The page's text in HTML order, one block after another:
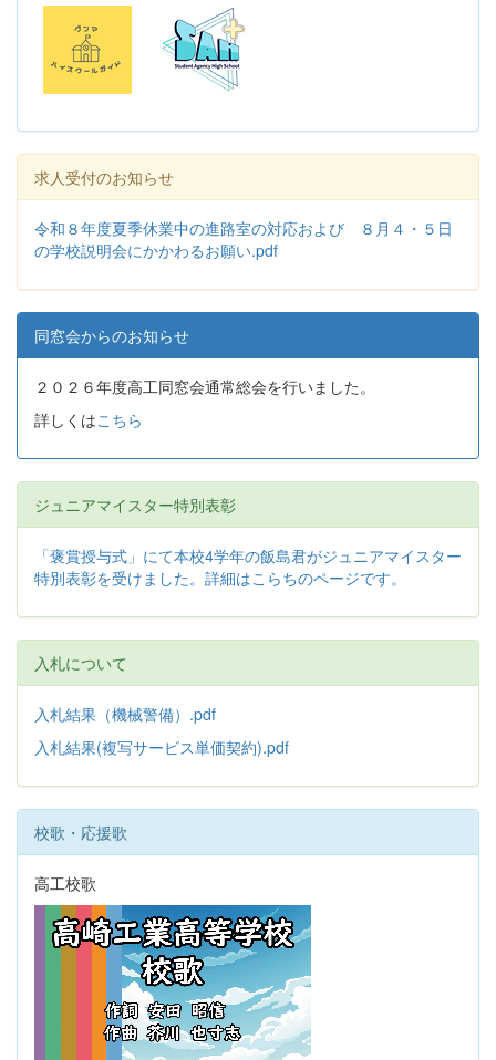
求人受付のお知らせ
令和８年度夏季休業中の進路室の対応および ８月４・５日
の学校説明会にかかわるお願い.pdf
同窓会からのお知らせ
２０２６年度高工同窓会通常総会を行いました。
詳しくはこちら
ジュニアマイスター特別表彰
「褒賞授与式」にて本校4学年の飯島君がジュニアマイスター
特別表彰を受けました。詳細はこらちのページです。
入札について
入札結果（機械警備）.pdf
入札結果(複写サービス単価契約).pdf
校歌・応援歌
高工校歌